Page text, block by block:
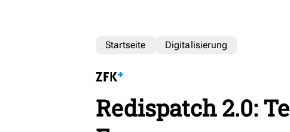
Startseite Digitalisierung
Redispatch 2.0: